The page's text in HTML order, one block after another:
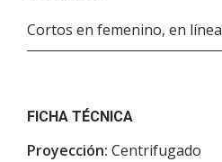
Cortos en femenino, en línea
FICHA TÉCNICA
Proyección: Centrifugado